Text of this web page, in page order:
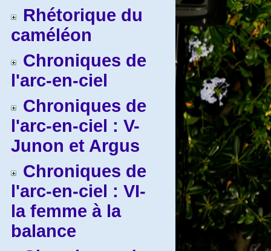
Rhétorique du
caméléon
Chroniques de
l'arc-en-ciel
Chroniques de
l'arc-en-ciel : V-
Junon et Argus
Chroniques de
l'arc-en-ciel : VI-
la femme à la
balance